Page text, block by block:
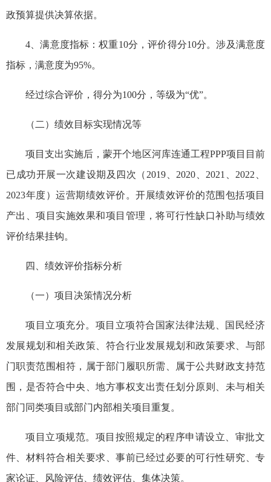
政预算提供决算依据。
4、满意度指标：权重10分，评价得分10分。涉及满意度
指标，满意度为95%。
经过综合评价，得分为100分，等级为“优”。
（二）绩效目标实现情况等
项目支出实施后，蒙开个地区河库连通工程PPP项目目前
已成功开展一次建设期及四次（2019、2020、2021、2022、
2023年度）运营期绩效评价。开展绩效评价的范围包括项目
产出、项目实施效果和项目管理，将可行性缺口补助与绩效
评价结果挂钩。
四、绩效评价指标分析
（一）项目决策情况分析
项目立项充分。项目立项符合国家法律法规、国民经济
发展规划和相关政策、符合行业发展规划和政策要求、与部
门职责范围相符，属于部门履职所需、属于公共财政支持范
围，是否符合中央、地方事权支出责任划分原则、未与相关
部门同类项目或部门内部相关项目重复。
项目立项规范。项目按照规定的程序申请设立、审批文
件、材料符合相关要求、事前已经过必要的可行性研究、专
家论证、风险评估、绩效评估、集体决策。